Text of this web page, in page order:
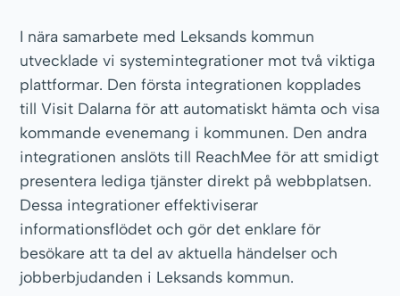
I nära samarbete med Leksands kommun
utvecklade vi systemintegrationer mot två viktiga
plattformar. Den första integrationen kopplades
till Visit Dalarna för att automatiskt hämta och visa
kommande evenemang i kommunen. Den andra
integrationen anslöts till ReachMee för att smidigt
presentera lediga tjänster direkt på webbplatsen.
Dessa integrationer effektiviserar
informationsflödet och gör det enklare för
besökare att ta del av aktuella händelser och
jobberbjudanden i Leksands kommun.